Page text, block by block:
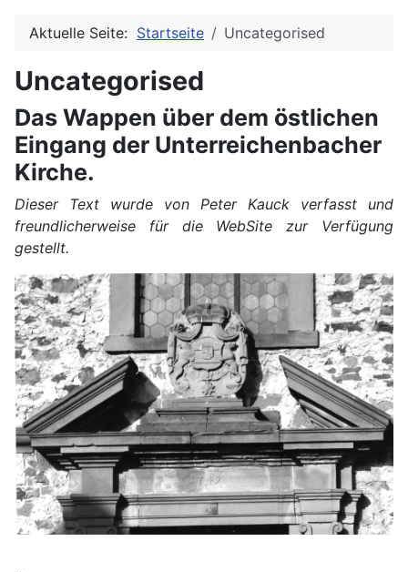
Aktuelle Seite: Startseite Uncategorised
Uncategorised
Das Wappen über dem östlichen
Eingang der Unterreichenbacher
Kirche.
Dieser Text wurde von Peter Kauck verfasst und
freundlicherweise für die WebSite zur Verfügung
gestellt.